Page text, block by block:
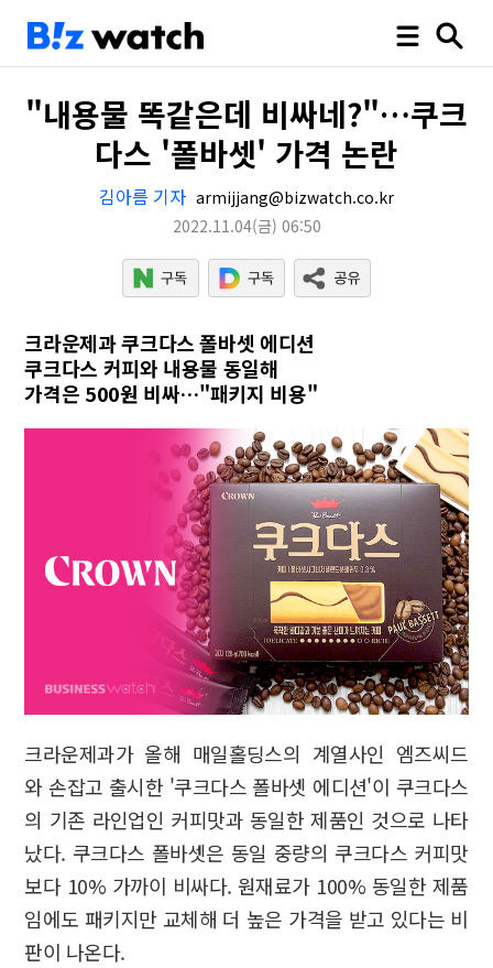
"내용물 똑같은데 비싸네?"…쿠크
다스 '폴바셋' 가격 논란
김아름 기자 armijjang@bizwatch.co.kr
2022.11.04(금) 06:50
크라운제과 쿠크다스 폴바셋 에디션
쿠크다스 커피와 내용물 동일해
가격은 500원 비싸…"패키지 비용"
크라운제과가 올해 매일홀딩스의 계열사인 엠즈씨드
와 손잡고 출시한 '쿠크다스 폴바셋 에디션'이 쿠크다스
의 기존 라인업인 커피맛과 동일한 제품인 것으로 나타
났다. 쿠크다스 폴바셋은 동일 중량의 쿠크다스 커피맛
보다 10% 가까이 비싸다. 원재료가 100% 동일한 제품
임에도 패키지만 교체해 더 높은 가격을 받고 있다는 비
판이 나온다.